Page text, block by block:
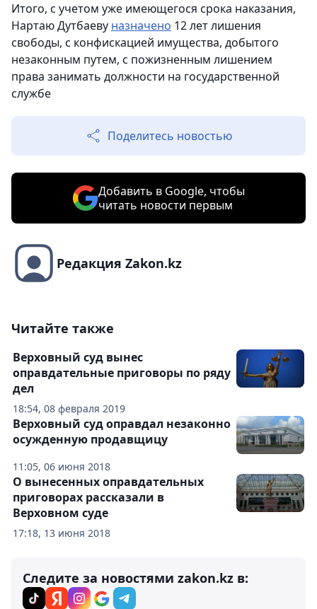
Итого, с учетом уже имеющегося срока наказания,
Нартаю Дутбаеву назначено 12 лет лишения
свободы, с конфискацией имущества, добытого
незаконным путем, с пожизненным лишением
права занимать должности на государственной
службе
Поделитесь новостью
Добавить в Google, чтобы
читать новости первым
Редакция Zakon.kz
Читайте также
18:54, 08 февраля 2019
Верховный суд вынес
оправдательные приговоры по ряду
дел
11:05, 06 июня 2018
Верховный суд оправдал незаконно
осужденную продавщицу
17:18, 13 июня 2018
О вынесенных оправдательных
приговорах рассказали в
Верховном суде
Следите за новостями zakon.kz в: